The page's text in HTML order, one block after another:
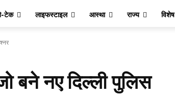
टेक लाइफस्टाइल आस्था राज्य विशेष
बने नए दिल्ली पुलिस